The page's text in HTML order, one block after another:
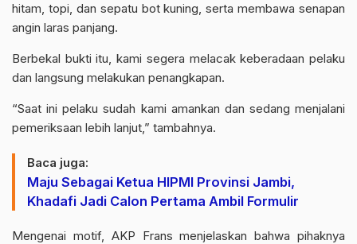
hitam, topi, dan sepatu bot kuning, serta membawa senapan
angin laras panjang.
Berbekal bukti itu, kami segera melacak keberadaan pelaku
dan langsung melakukan penangkapan.
“Saat ini pelaku sudah kami amankan dan sedang menjalani
pemeriksaan lebih lanjut,” tambahnya.
Baca juga:
Maju Sebagai Ketua HIPMI Provinsi Jambi,
Khadafi Jadi Calon Pertama Ambil Formulir
Mengenai motif, AKP Frans menjelaskan bahwa pihaknya